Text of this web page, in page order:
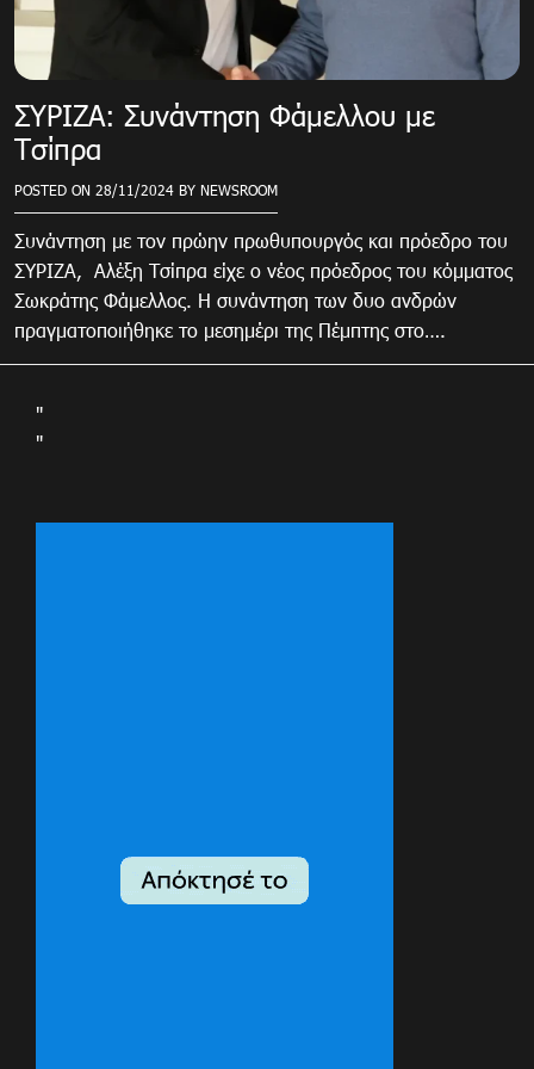
ΣΥΡΙΖΑ: Συνάντηση Φάμελλου με
Τσίπρα
POSTED ON 28/11/2024 BY NEWSROOM
Συνάντηση με τον πρώην πρωθυπουργός και πρόεδρο του
ΣΥΡΙΖΑ, Αλέξη Τσίπρα είχε ο νέος πρόεδρος του κόμματος
Σωκράτης Φάμελλος. Η συνάντηση των δυο ανδρών
πραγματοποιήθηκε το μεσημέρι της Πέμπτης στο….
"
"